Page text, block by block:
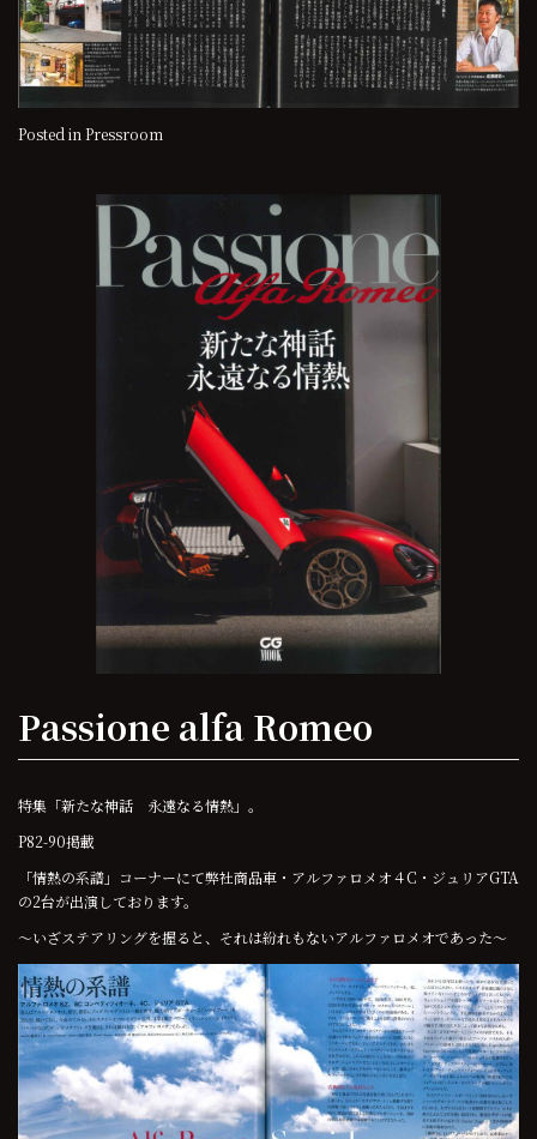
Posted in Pressroom
Passione alfa Romeo
特集「新たな神話 永遠なる情熱」。
P82-90掲載
「情熱の系譜」コーナーにて弊社商品車・アルファロメオ４C・ジュリアGTA
の2台が出演しております。
～いざステアリングを握ると、それは紛れもないアルファロメオであった～